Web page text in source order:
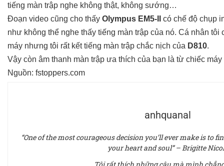
tiếng màn trập nghe không thật, không sướng…
Đoạn video cũng cho thấy Olympus EM5-II
có chế độ chụp
như không thể nghe thấy tiếng màn trập của nó. Cá nhân
máy nhưng tôi rất kết tiếng màn trập chắc nịch của D810.
Vậy còn âm thanh màn trập ưa thích của bạn là từ chiếc máy
Nguồn: fstoppers.com
anhquanal
“One of the most courageous decision you’ll ever make is to
your heart and soul” – Brigitte